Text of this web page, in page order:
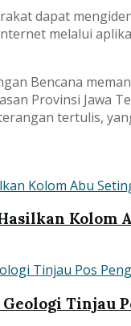
dapat
melalui
Bencana
Provinsi Jawa
tertulis,
Kolom
Geologi Tinjau